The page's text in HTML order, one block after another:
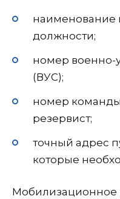
наименование
должности;
номер военно-
(ВУС);
номер
резервист;
точный адрес
которые